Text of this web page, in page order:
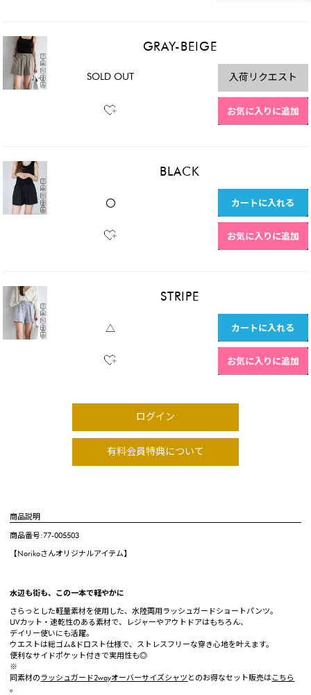
GRAY-BEIGE
SOLD OUT 入荷リクエスト
お気に入りに追加
BLACK
〇 カートに入れる
お気に入りに追加
STRIPE
△ カートに入れる
お気に入りに追加
ログイン
有料会員特典について
商品説明
商品番号:77-005503
【Norikoさんオリジナルアイテム】
水辺も街も、この一本で軽やかに
さらっとした軽量素材を使用した、水陸両用ラッシュガードショートパンツ。
UVカット・速乾性のある素材で、レジャーやアウトドアはもちろん、
デイリー使いにも活躍。
ウエストは総ゴム&ドロスト仕様で、ストレスフリーな穿き心地を叶えます。
便利なサイドポケット付きで実用性も◎
※
同素材のラッシュガード2wayオーバーサイズシャツ とのお得なセット販売は こちら
。